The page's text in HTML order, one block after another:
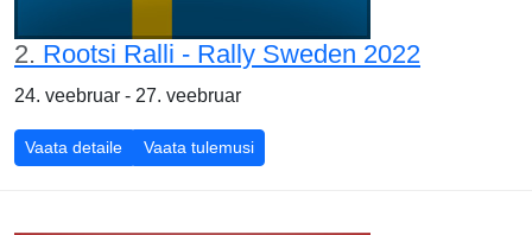
2. Rootsi Ralli - Rally Sweden 2022
24. veebruar - 27. veebruar
Vaata detaile Vaata tulemusi